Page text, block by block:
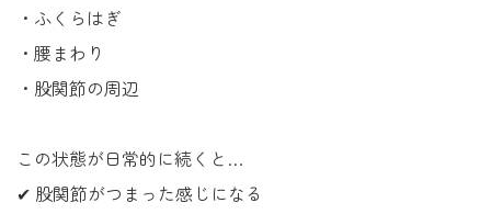
・ふくらはぎ
・腰まわり
・股関節の周辺
この状態が日常的に続くと…
✔ 股関節がつまった感じになる